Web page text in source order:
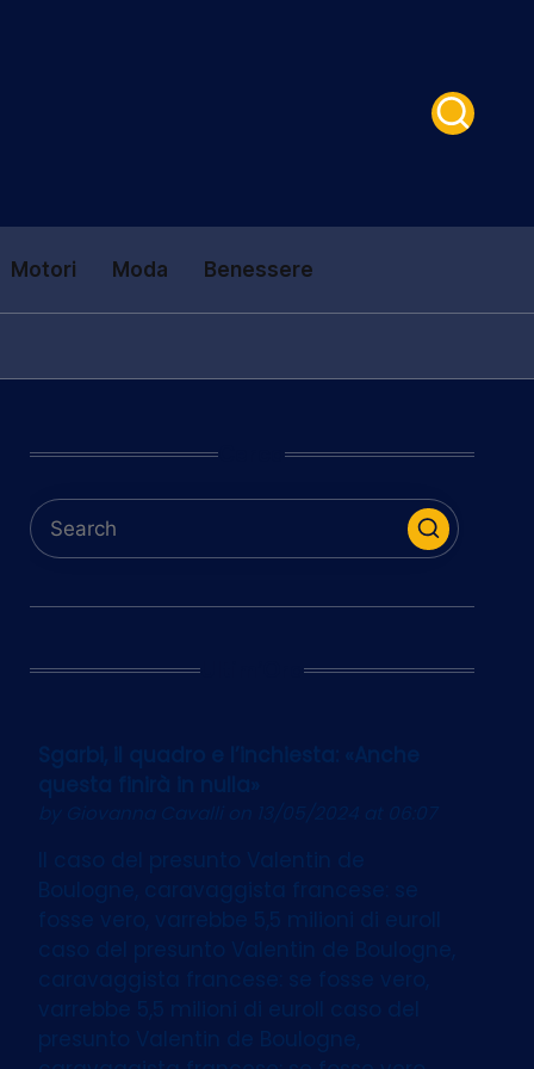
Motori Moda Benessere
Cerca
Ultim’Ora
Sgarbi, il quadro e l’inchiesta: «Anche
questa finirà in nulla»
by Giovanna Cavallion 13/05/2024 at 06:07
Il caso del presunto Valentin de
Boulogne, caravaggista francese: se
fosse vero, varrebbe 5,5 milioni di euroIl
caso del presunto Valentin de Boulogne,
caravaggista francese: se fosse vero,
varrebbe 5,5 milioni di euroIl caso del
presunto Valentin de Boulogne,